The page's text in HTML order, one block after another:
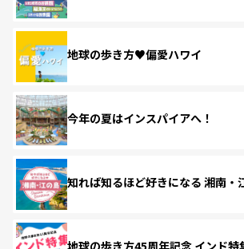
地球の歩き方♥偏愛ハワイ
今年の夏はインスパイアへ！
知れば知るほど好きになる 湘南・